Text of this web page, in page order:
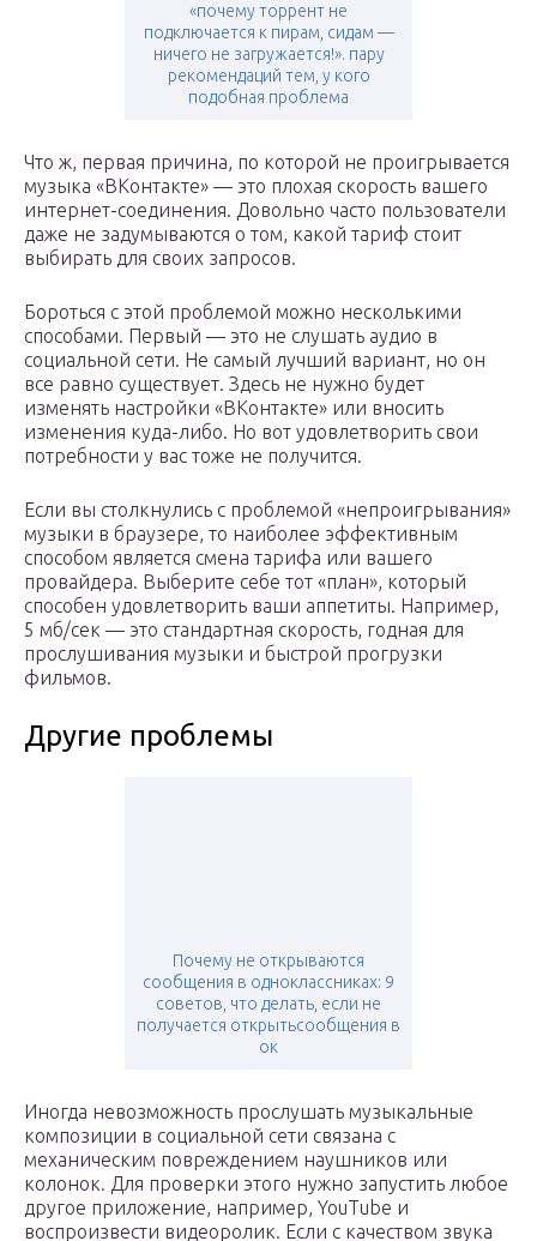
«почему торрент не
подключается к пирам, сидам —
ничего не загружается!». пару
рекомендаций тем, у кого
подобная проблема
Что ж, первая причина, по которой не проигрывается
музыка «ВКонтакте» — это плохая скорость вашего
интернет-соединения. Довольно часто пользователи
даже не задумываются о том, какой тариф стоит
выбирать для своих запросов.
Бороться с этой проблемой можно несколькими
способами. Первый — это не слушать аудио в
социальной сети. Не самый лучший вариант, но он
все равно существует. Здесь не нужно будет
изменять настройки «ВКонтакте» или вносить
изменения куда-либо. Но вот удовлетворить свои
потребности у вас тоже не получится.
Если вы столкнулись с проблемой «непроигрывания»
музыки в браузере, то наиболее эффективным
способом является смена тарифа или вашего
провайдера. Выберите себе тот «план», который
способен удовлетворить ваши аппетиты. Например,
5 мб/сек — это стандартная скорость, годная для
прослушивания музыки и быстрой прогрузки
фильмов.
Другие проблемы
Почему не открываются
сообщения в одноклассниках: 9
советов, что делать, если не
получается открытьсообщения в
ок
Иногда невозможность прослушать музыкальные
композиции в социальной сети связана с
механическим повреждением наушников или
колонок. Для проверки этого нужно запустить любое
другое приложение, например, YouTube и
воспроизвести видеоролик. Если с качеством звука